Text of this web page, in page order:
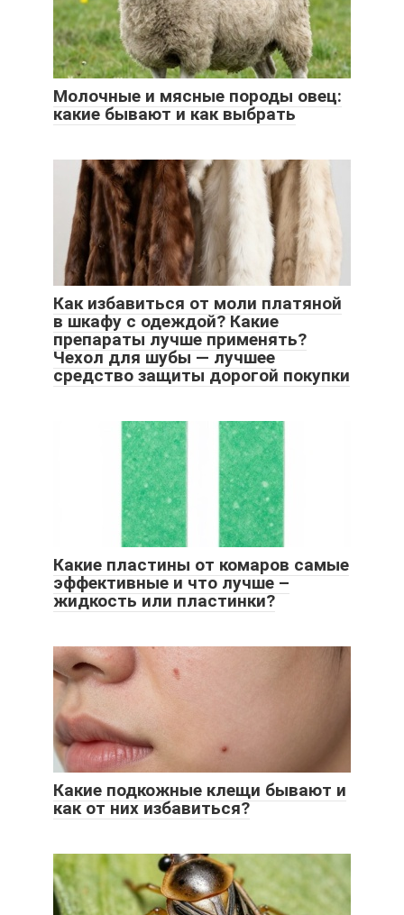
Молочные и мясные породы овец:
какие бывают и как выбрать
Как избавиться от моли платяной
в шкафу с одеждой? Какие
препараты лучше применять?
Чехол для шубы — лучшее
средство защиты дорогой покупки
Какие пластины от комаров самые
эффективные и что лучше –
жидкость или пластинки?
Какие подкожные клещи бывают и
как от них избавиться?